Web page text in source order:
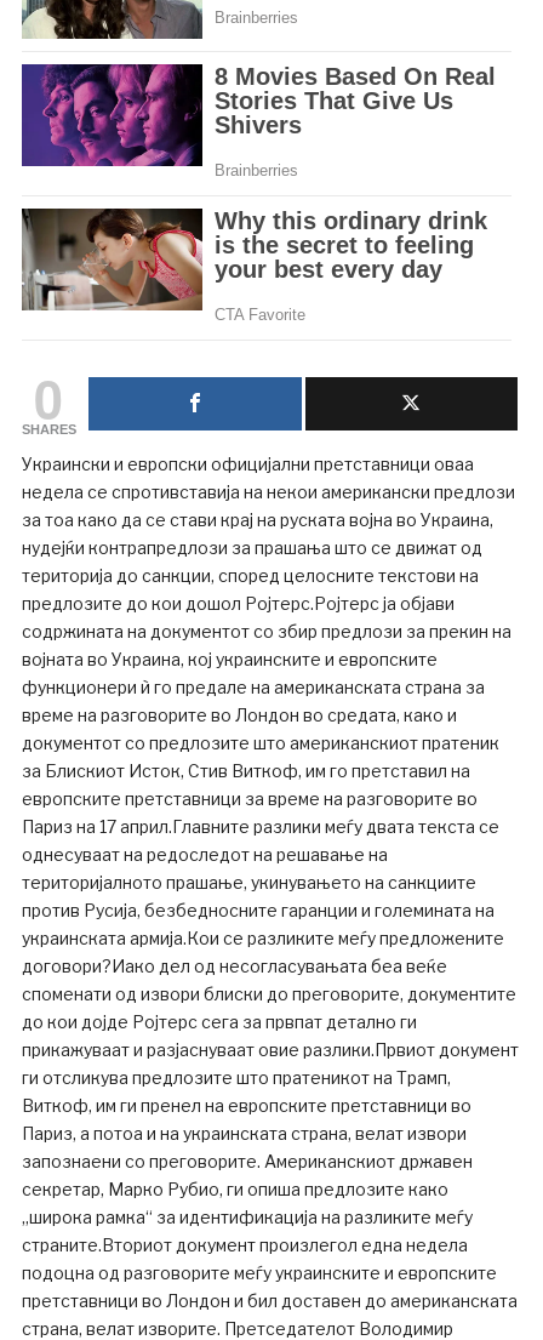
0
SHARES
Украински и европски официјални претставници оваа
недела се спротивставија на некои американски предлози
за тоа како да се стави крај на руската војна во Украина,
нудејќи контрапредлози за прашања што се движат од
територија до санкции, според целосните текстови на
предлозите до кои дошол Ројтерс.Ројтерс ја објави
содржината на документот со збир предлози за прекин на
војната во Украина, кој украинските и европските
функционери ѝ го предале на американската страна за
време на разговорите во Лондон во средата, како и
документот со предлозите што американскиот пратеник
за Блискиот Исток, Стив Виткоф, им го претставил на
европските претставници за време на разговорите во
Париз на 17 април.Главните разлики меѓу двата текста се
однесуваат на редоследот на решавање на
територијалното прашање, укинувањето на санкциите
против Русија, безбедносните гаранции и големината на
украинската армија.Кои се разликите меѓу предложените
договори?Иако дел од несогласувањата беа веќе
споменати од извори блиски до преговорите, документите
до кои дојде Ројтерс сега за првпат детално ги
прикажуваат и разјаснуваат овие разлики.Првиот документ
ги отсликува предлозите што пратеникот на Трамп,
Виткоф, им ги пренел на европските претставници во
Париз, а потоа и на украинската страна, велат извори
запознаени со преговорите. Американскиот државен
секретар, Марко Рубио, ги опиша предлозите како
„широка рамка“ за идентификација на разликите меѓу
страните.Вториот документ произлегол една недела
подоцна од разговорите меѓу украинските и европските
претставници во Лондон и бил доставен до американската
страна, велат изворите. Претседателот Володимир